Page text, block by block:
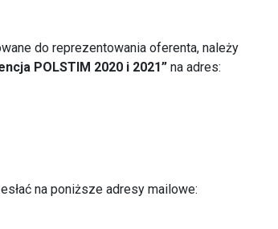
do reprezentowania oferenta, należy
POLSTIM 2020 i 2021” na adres:
na poniższe adresy mailowe: